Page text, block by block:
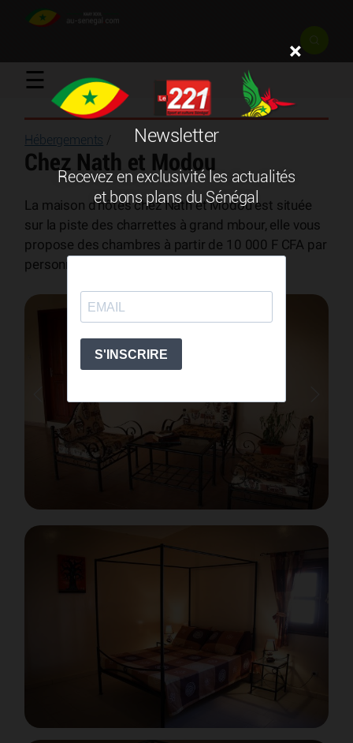
☰
Hébergements /
Chez Nath et Modou
La maison d’hôtes chez Nath et Modou est située
sur la piste des charrettes à grand mbour, elle vous
propose des chambres à partir de 10 000 F CFA par
personne soit 15 €.
×
Newsletter
Recevez en exclusivité les actualités
et bons plans du Sénégal